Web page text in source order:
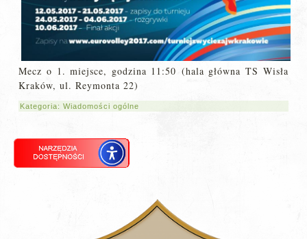
Mecz o 1. miejsce, godzina 11:50 (hala główna TS Wisła
Kraków, ul. Reymonta 22)
Kategoria:Wiadomości ogólne